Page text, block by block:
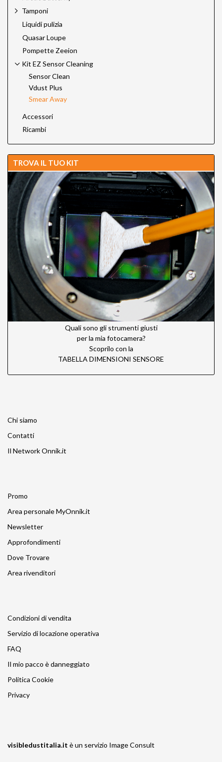
Tamponi
Liquidi pulizia
Quasar Loupe
Pompette Zeeion
Kit EZ Sensor Cleaning
Sensor Clean
Vdust Plus
Smear Away
Accessori
Ricambi
TROVA IL TUO KIT
Quali sono gli strumenti giusti
per la mia fotocamera?
Scoprilo con la
TABELLA DIMENSIONI SENSORE
Chi siamo
Contatti
Il Network Onnik.it
Promo
Area personale MyOnnik.it
Newsletter
Approfondimenti
Dove Trovare
Area rivenditori
Condizioni di vendita
Servizio di locazione operativa
FAQ
Il mio pacco è danneggiato
Politica Cookie
Privacy
visibledustitalia.it è un servizio Image Consult